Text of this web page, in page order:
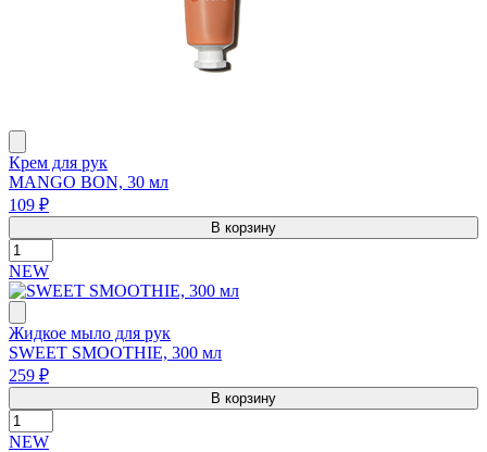
Крем для рук
MANGO BON, 30 мл
109 ₽
В корзину
NEW
Жидкое мыло для рук
SWEET SMOOTHIE, 300 мл
259 ₽
В корзину
NEW